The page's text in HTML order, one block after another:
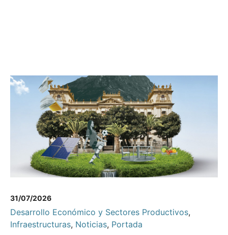
31/07/2026
Desarrollo Económico y Sectores Productivos,
Infraestructuras, Noticias, Portada